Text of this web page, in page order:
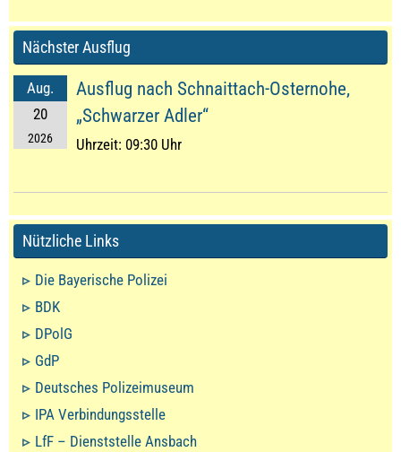
Nächster Ausflug
Aug.
20
2026
Ausflug nach Schnaittach-Osternohe,
„Schwarzer Adler“
Uhrzeit: 09:30 Uhr
Nützliche Links
Die Bayerische Polizei
BDK
DPolG
GdP
Deutsches Polizeimuseum
IPA Verbindungsstelle
LfF – Dienststelle Ansbach